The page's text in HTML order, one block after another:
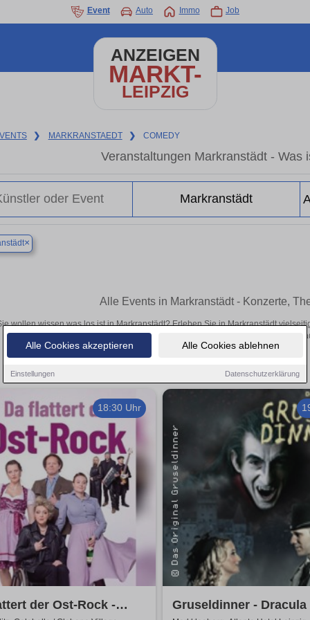
Alle Cookies akzeptieren Alle Cookies ablehnen
Einstellungen Datenschutzerklärung
Event Auto Immo Job
ANZEIGEN
MARKT-
LEIPZIG
❯ MARKRANSTAEDT ❯ COMEDY
Veranstaltungen Markranstädt - Was
×
Alle Events in Markranstädt - Konzerte,
wollen wissen was los ist in Markranstädt? Erleben Sie in Markranstädt
Theateraufführungen oder aufregende Veranstaltungen in
18:30 Uhr
der Ost-Rock -
Gruseldinner - Dracula